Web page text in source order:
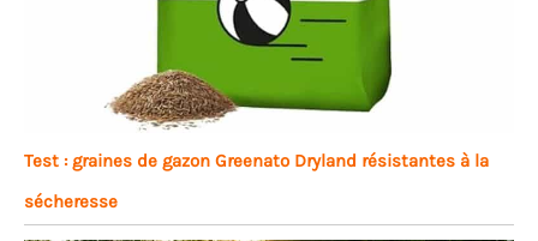
Test : graines de gazon Greenato Dryland résistantes à la
sécheresse